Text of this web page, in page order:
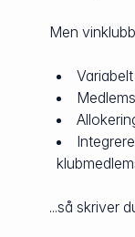
Men
...så skriver